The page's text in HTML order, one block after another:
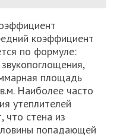
коэффициент
по формуле:
площадь
Наиболее часто
утеплителей
что стена из
попадающей